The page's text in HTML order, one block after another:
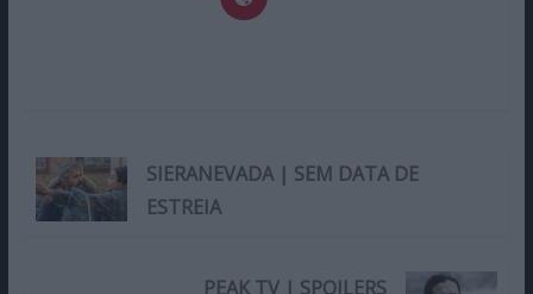
SIERANEVADA | SEM DATA DE
ESTREIA
PEAK TV | SPOILERS